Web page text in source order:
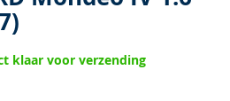
klaar voor verzending